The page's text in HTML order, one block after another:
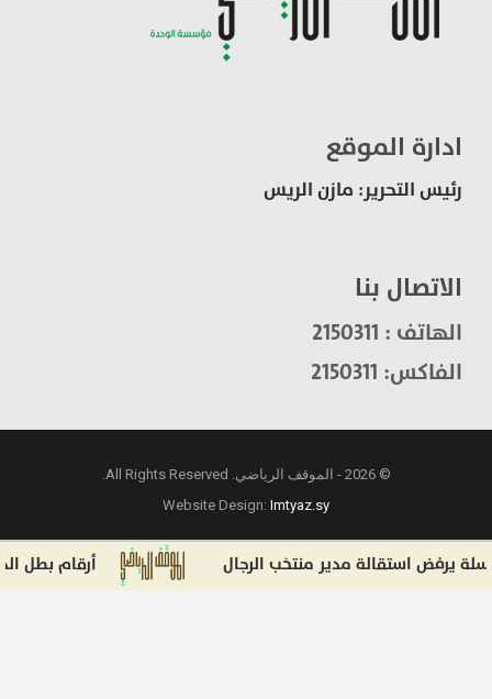
ادارة الموقع
رئيس التحرير: مازن الريس
الاتصال بنا
الهاتف : 2150311
الفاكس: 2150311
© 2026 - الموقف الرياضي. All Rights Reserved.
Website Design:Imtyaz.sy
استقالة مدير منتخب الرجال أرقام بطل الدوري..